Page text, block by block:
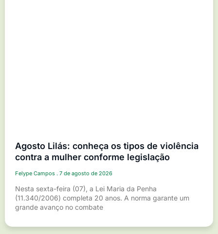
Agosto Lilás: conheça os tipos de violência
contra a mulher conforme legislação
Felype Campos 7 de agosto de 2026
Nesta sexta-feira (07), a Lei Maria da Penha
(11.340/2006) completa 20 anos. A norma garante um
grande avanço no combate